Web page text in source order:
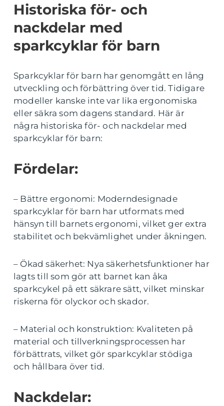
Historiska för- och
nackdelar med
sparkcyklar för barn
Sparkcyklar för barn har genomgått en lång
utveckling och förbättring över tid. Tidigare
modeller kanske inte var lika ergonomiska
eller säkra som dagens standard. Här är
några historiska för- och nackdelar med
sparkcyklar för barn:
Fördelar:
– Bättre ergonomi: Moderndesignade
sparkcyklar för barn har utformats med
hänsyn till barnets ergonomi, vilket ger extra
stabilitet och bekvämlighet under åkningen.
– Ökad säkerhet: Nya säkerhetsfunktioner har
lagts till som gör att barnet kan åka
sparkcykel på ett säkrare sätt, vilket minskar
riskerna för olyckor och skador.
– Material och konstruktion: Kvaliteten på
material och tillverkningsprocessen har
förbättrats, vilket gör sparkcyklar stödiga
och hållbara över tid.
Nackdelar: